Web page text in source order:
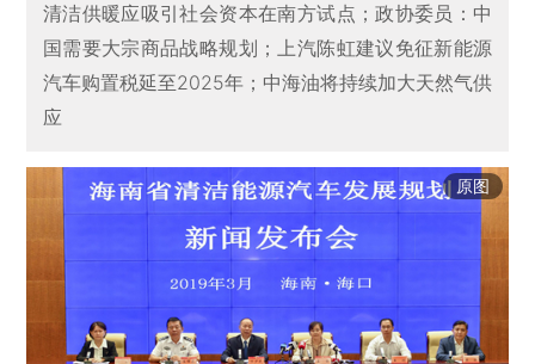
清洁供暖应吸引社会资本在南方试点；政协委员：中
国需要大宗商品战略规划；上汽陈虹建议免征新能源
汽车购置税延至2025年；中海油将持续加大天然气供
应
原图